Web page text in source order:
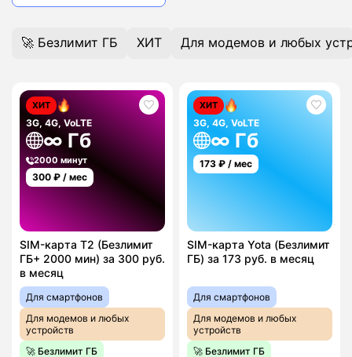
🚀 Безлимит ГБ ХИТ Для модемов и любых
ХИТ
3G, 4G, VoLTE
∞ Гб
2000 минут
300 ₽ / мес
SIM-карта T2 (Безлимит
ГБ+ 2000 мин) за 300 руб.
в месяц
Для смартфонов
Для модемов и любых
устройств
🚀 Безлимит ГБ
ХИТ
3G, 4G, VoLTE
∞ Гб
173 ₽ / мес
SIM-карта Yota (Безлимит
ГБ) за 173 руб. в месяц
Для смартфонов
Для модемов и любых
устройств
🚀 Безлимит ГБ